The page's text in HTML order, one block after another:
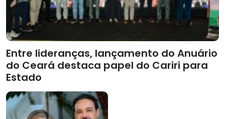
Entre lideranças, lançamento do Anuário
do Ceará destaca papel do Cariri para
Estado